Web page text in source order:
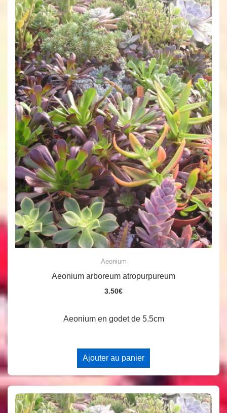
Aeonium
Aeonium arboreum atropurpureum
3.50€
Aeonium en godet de 5.5cm
Ajouter au panier